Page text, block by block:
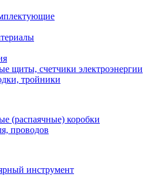
щиты, счетчики электроэнергии
тройники
(распаячные) коробки
проводов
инструмент